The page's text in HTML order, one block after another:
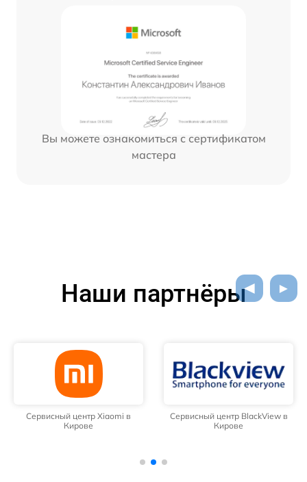
Вы можете ознакомиться с сертификатом
мастера
Наши партнёры
Сервисный центр Xiaomi в
Кирове
Сервисный центр BlackView в
Кирове